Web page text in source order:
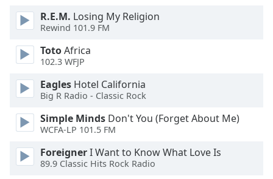
Fullscreen
This
window.
Beginning
window.
Escape
R.E.M. Losing My Religion
Rewind 101.9 FM
TotoAfrica
102.3 WFJP
Eagles Hotel California
Big R Radio - Classic Rock
Simple Minds Don't You (Forget About Me)
WCFA-LP 101.5 FM
ForeignerI Want to Know What Love Is
89.9 Classic Hits Rock Radio